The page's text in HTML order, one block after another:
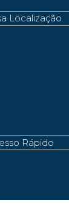
Localização
Rápido